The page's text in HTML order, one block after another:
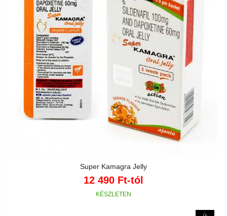
Super Kamagra Jelly
12 490 Ft-tól